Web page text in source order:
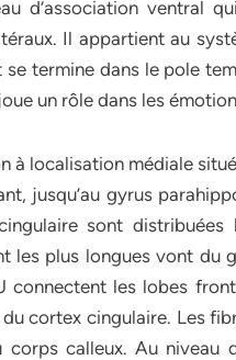
d’association ventral
Il appartient au
termine dans le pole
un rôle dans les
à localisation médiale
jusqu’au gyrus
sont
plus longues vont du
les lobes
cortex cingulaire. Les
calleux. Au niveau